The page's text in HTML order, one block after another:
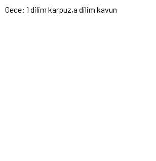
Gece: 1 dilim karpuz,a dilim kavun